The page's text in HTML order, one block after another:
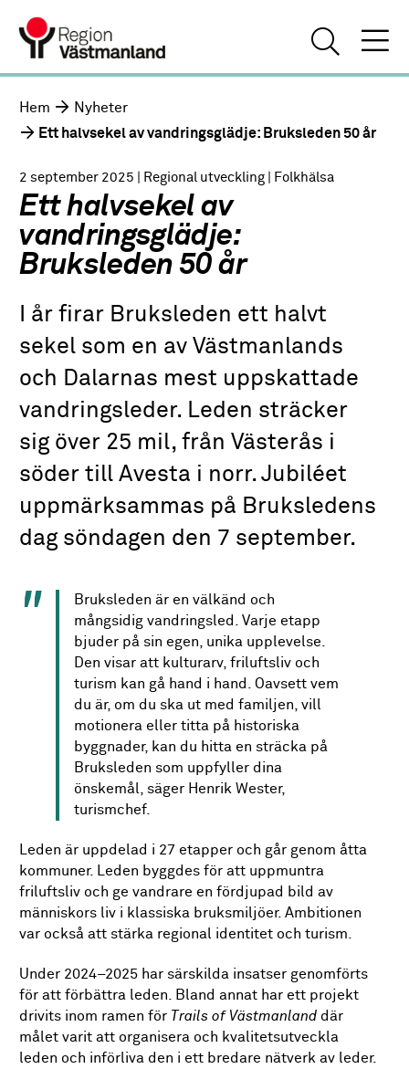
Hem
Nyheter
Ett halvsekel av vandringsglädje: Bruksleden 50 år
2 september 2025 | Regional utveckling | Folkhälsa
Ett halvsekel av
vandringsglädje:
Bruksleden 50 år
I år firar Bruksleden ett halvt
sekel som en av Västmanlands
och Dalarnas mest uppskattade
vandringsleder. Leden sträcker
sig över 25 mil, från Västerås i
söder till Avesta i norr. Jubiléet
uppmärksammas på Bruksledens
dag söndagen den 7 september.
Bruksleden är en välkänd och
mångsidig vandringsled. Varje etapp
bjuder på sin egen, unika upplevelse.
Den visar att kulturarv, friluftsliv och
turism kan gå hand i hand. Oavsett vem
du är, om du ska ut med familjen, vill
motionera eller titta på historiska
byggnader, kan du hitta en sträcka på
Bruksleden som uppfyller dina
önskemål, säger Henrik Wester,
turismchef.
Leden är uppdelad i 27 etapper och går genom åtta
kommuner. Leden byggdes för att uppmuntra
friluftsliv och ge vandrare en fördjupad bild av
människors liv i klassiska bruksmiljöer. Ambitionen
var också att stärka regional identitet och turism.
Under 2024–2025 har särskilda insatser genomförts
för att förbättra leden. Bland annat har ett projekt
drivits inom ramen för Trails of Västmanland där
målet varit att organisera och kvalitetsutveckla
leden och införliva den i ett bredare nätverk av leder.